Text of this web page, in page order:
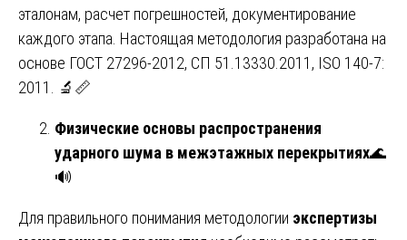
эталонам, расчет погрешностей, документирование
каждого этапа. Настоящая методология разработана на
основе ГОСТ 27296-2012, СП 51.13330.2011, ISO 140-7:
2011. 🔬📏
Физические основы распространения
ударного шума в межэтажных перекрытиях🌊
🔊
Для правильного понимания методологии экспертизы